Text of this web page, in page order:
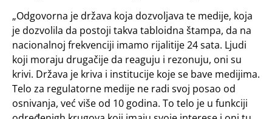
„Odgovorna je država koja dozvoljava te medije, koja
je dozvolila da postoji takva tabloidna štampa, da na
nacionalnoj frekvenciji imamo rijalitije 24 sata. Ljudi
koji moraju drugačije da reaguju i rezonuju, oni su
krivi. Država je kriva i institucije koje se bave medijima.
Telo za regulatorne medije ne radi svoj posao od
osnivanja, već više od 10 godina. To telo je u funkciji